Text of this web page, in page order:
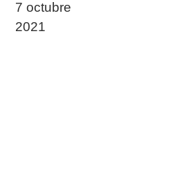
7 octubre
2021